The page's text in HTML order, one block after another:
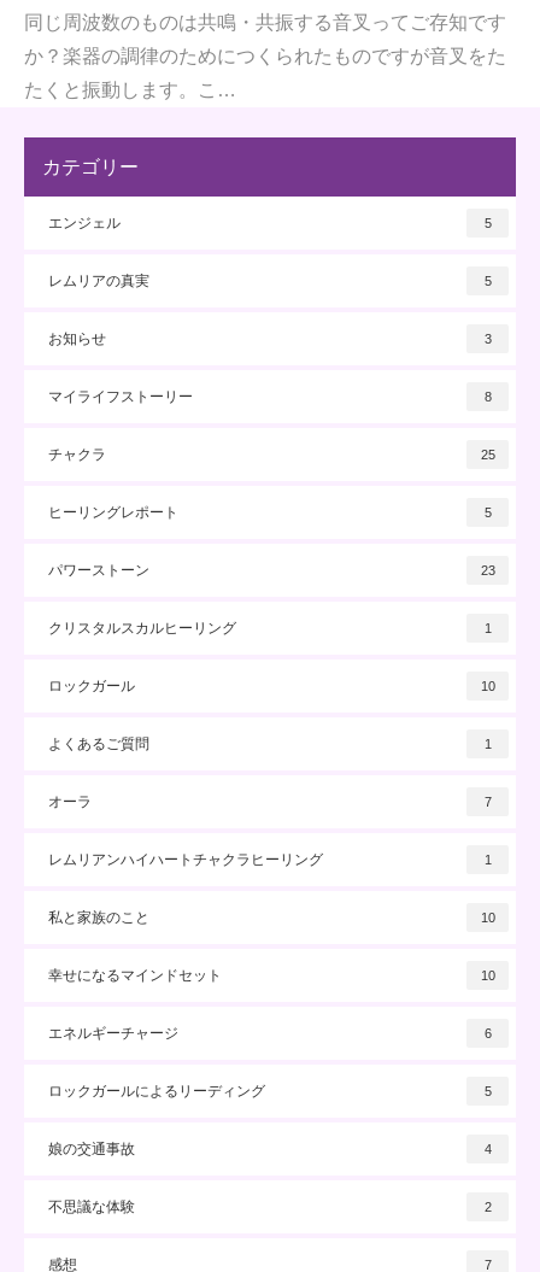
同じ周波数のものは共鳴・共振する音叉ってご存知です
か？楽器の調律のためにつくられたものですが音叉をた
たくと振動します。こ…
カテゴリー
エンジェル 5
レムリアの真実 5
お知らせ 3
マイライフストーリー 8
チャクラ 25
ヒーリングレポート 5
パワーストーン 23
クリスタルスカルヒーリング 1
ロックガール 10
よくあるご質問 1
オーラ 7
レムリアンハイハートチャクラヒーリング 1
私と家族のこと 10
幸せになるマインドセット 10
エネルギーチャージ 6
ロックガールによるリーディング 5
娘の交通事故 4
不思議な体験 2
感想 7